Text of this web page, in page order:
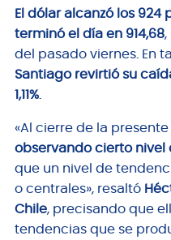
El dólar alcanzó los 924
terminó el día en 914,68,
del pasado viernes. En
Santiago revirtió su
1,11%.
«Al cierre de la
observando cierto nivel
que un nivel de
o centrales», resaltó
Chile, precisando que
tendencias que se